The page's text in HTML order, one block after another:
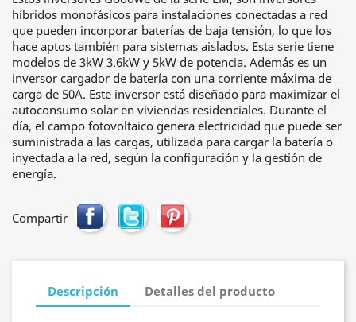
híbridos monofásicos para instalaciones conectadas a red
que pueden incorporar baterías de baja tensión, lo que los
hace aptos también para sistemas aislados. Esta serie tiene
modelos de 3kW 3.6kW y 5kW de potencia. Además es un
inversor cargador de batería con una corriente máxima de
carga de 50A. Este inversor está diseñado para maximizar el
autoconsumo solar en viviendas residenciales. Durante el
día, el campo fotovoltaico genera electricidad que puede ser
suministrada a las cargas, utilizada para cargar la batería o
inyectada a la red, según la configuración y la gestión de
energía.
Compartir
Descripción Detalles del producto